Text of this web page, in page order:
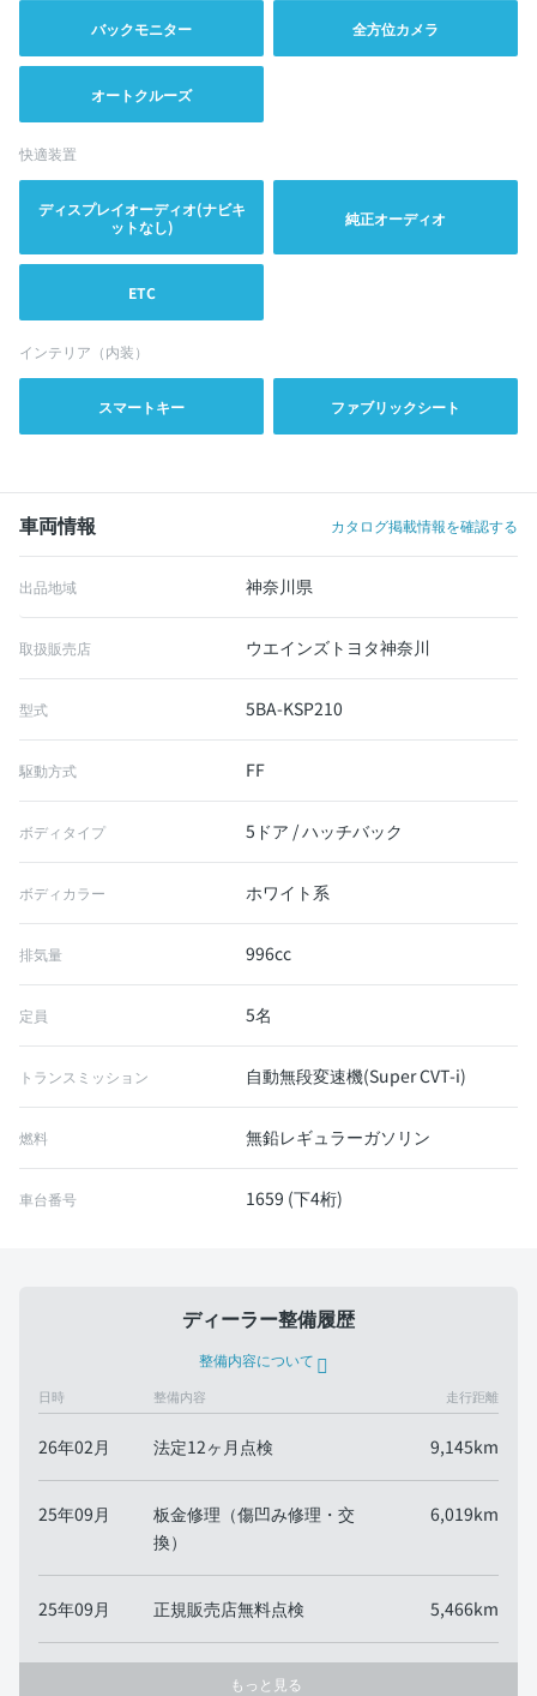
バックモニター 全方位カメラ
オートクルーズ
快適装置
ディスプレイオーディオ(ナビキ
ットなし)
純正オーディオ
ETC
インテリア（内装）
スマートキー ファブリックシート
車両情報 カタログ掲載情報を確認する
出品地域 神奈川県
取扱販売店 ウエインズトヨタ神奈川
型式 5BA-KSP210
駆動方式 FF
ボディタイプ 5ドア / ハッチバック
ボディカラー ホワイト系
排気量 996cc
定員 5名
トランスミッション 自動無段変速機(Super CVT-i)
燃料 無鉛レギュラーガソリン
車台番号 1659 (下4桁)
ディーラー整備履歴
整備内容について
日時 整備内容 走行距離
26年02月 法定12ヶ月点検 9,145km
25年09月
板金修理（傷凹み修理・交
換）
6,019km
25年09月 正規販売店無料点検 5,466km
もっと見る